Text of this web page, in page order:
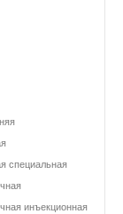
специальная
инъекционная